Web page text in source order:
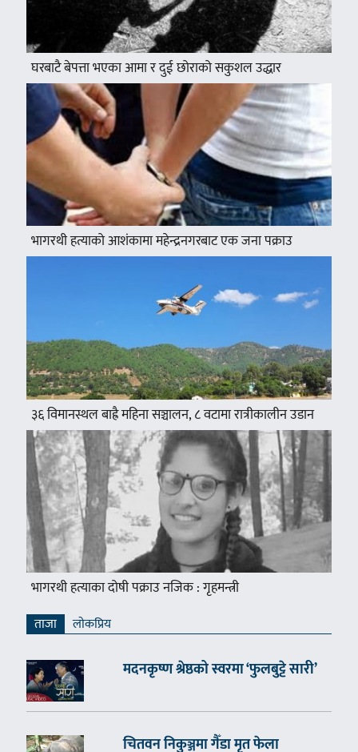
घरबाटै बेपत्ता भएका आमा र दुई छोराको सकुशल उद्धार
भागरथी हत्याको आशंकामा महेन्द्रनगरबाट एक जना पक्राउ
३६ विमानस्थल बाह्रै महिना सञ्चालन, ८ वटामा रात्रीकालीन उडान
भागरथी हत्याका दोषी पक्राउ नजिक : गृहमन्त्री
ताजा लाेकप्रिय
मदनकृष्ण श्रेष्ठको स्वरमा ‘फुलबुट्टे सारी’
चितवन निकुञ्जमा गैँडा मृत फेला